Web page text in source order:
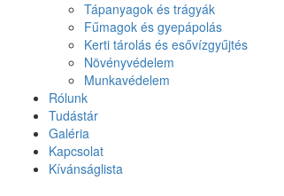
Tápanyagok és trágyák
Fűmagok és gyepápolás
Kerti tárolás és esővízgyűjtés
Növényvédelem
Munkavédelem
Rólunk
Tudástár
Galéria
Kapcsolat
Kívánságlista